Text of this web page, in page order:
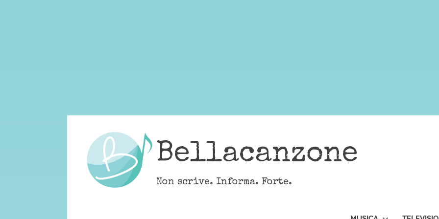
content
Bellacanzone
Non scrive. Informa. Forte.